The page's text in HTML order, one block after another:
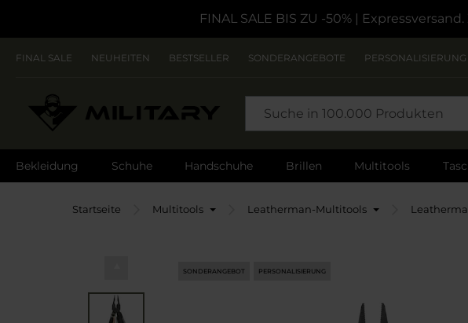
FINAL SALE BIS ZU -50% |
FINAL SALE NEUHEITEN BESTSELLER SONDERANGEBOTE PERSONALISIERUNG
Bekleidung Schuhe Handschuhe Brillen Multitools
Startseite Multitools Leatherman-Multitools
SONDERANGEBOT PERSONALISIERUNG